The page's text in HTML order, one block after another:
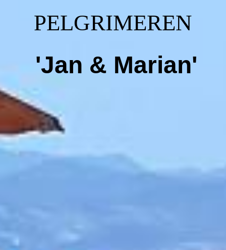
PELGRIMEREN
'Jan & Marian'